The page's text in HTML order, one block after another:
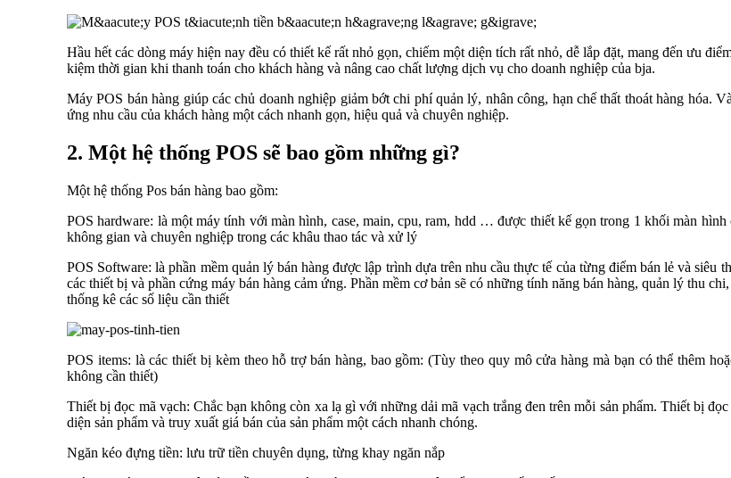
Hầu hết các dòng máy hiện nay đều có thiết kế rất nhỏ gọn, chiếm một diện tích rất nhỏ, dễ lắp đặt, mang đến ưu
kiệm thời gian khi thanh toán cho khách hàng và nâng cao chất lượng dịch vụ cho doanh nghiệp của bja.
Máy POS bán hàng giúp các chủ doanh nghiệp giảm bớt chi phí quản lý, nhân công, hạn chế thất thoát hàng hóa.
ứng nhu cầu của khách hàng một cách nhanh gọn, hiệu quả và chuyên nghiệp.
2. Một hệ thống POS sẽ bao gồm những gì?
Một hệ thống Pos bán hàng bao gồm:
POS hardware: là một máy tính với màn hình, case, main, cpu, ram, hdd … được thiết kế gọn trong 1 khối màn
không gian và chuyên nghiệp trong các khâu thao tác và xử lý
POS Software: là phần mềm quản lý bán hàng được lập trình dựa trên nhu cầu thực tế của từng điểm bán lẻ và
các thiết bị và phần cứng máy bán hàng cảm ứng. Phần mềm cơ bản sẽ có những tính năng bán hàng, quản lý thu
thống kê các số liệu cần thiết
POS items: là các thiết bị kèm theo hỗ trợ bán hàng, bao gồm: (Tùy theo quy mô cửa hàng mà bạn có thể thêm
không cần thiết)
Thiết bị đọc mã vạch: Chắc bạn không còn xa lạ gì với những dải mã vạch trắng đen trên mỗi sản phẩm. Thiết bị
diện sản phẩm và truy xuất giá bán của sản phẩm một cách nhanh chóng.
Ngăn kéo đựng tiền: lưu trữ tiền chuyên dụng, từng khay ngăn nắp